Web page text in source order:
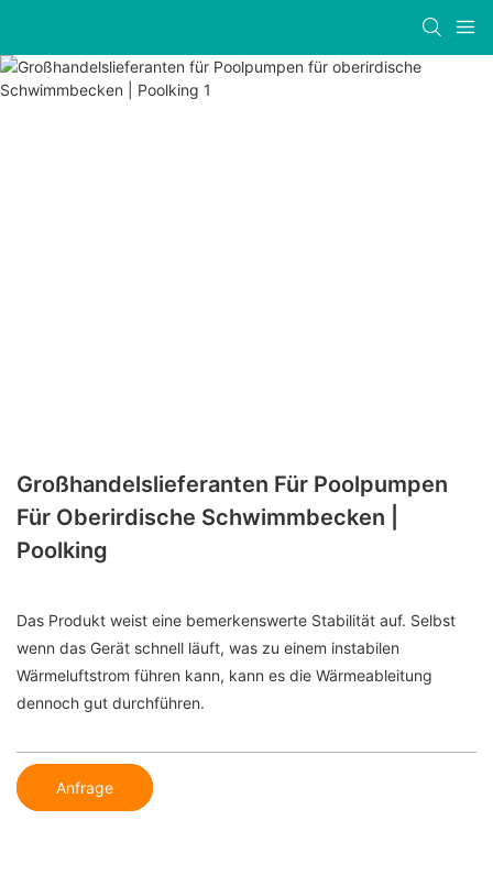
Großhandelslieferanten Für Poolpumpen
Für Oberirdische Schwimmbecken |
Poolking
Das Produkt weist eine bemerkenswerte Stabilität auf. Selbst
wenn das Gerät schnell läuft, was zu einem instabilen
Wärmeluftstrom führen kann, kann es die Wärmeableitung
dennoch gut durchführen.
Anfrage